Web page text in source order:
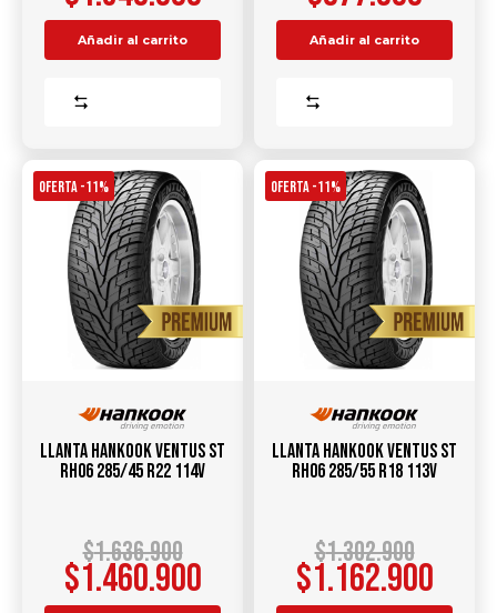
Añadir al carrito Añadir al carrito
OFERTA -11%
Llanta HANKOOK Ventus ST
RH06 285/45 R22 114V
$1.636.900
$1.460.900
OFERTA -11%
Llanta HANKOOK Ventus ST
RH06 285/55 R18 113V
$1.302.900
$1.162.900